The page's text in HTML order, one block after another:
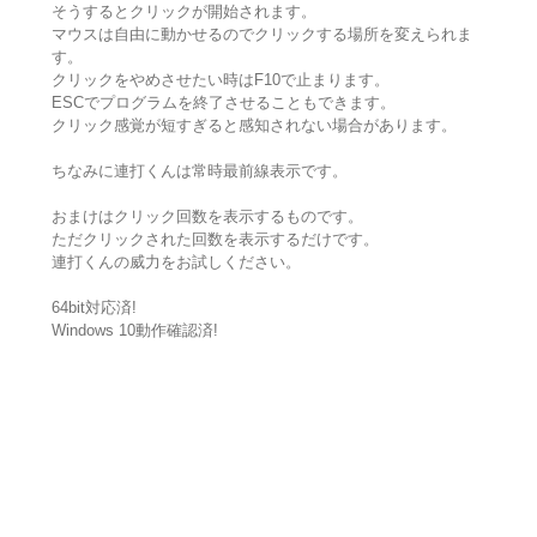
そうするとクリックが開始されます。
マウスは自由に動かせるのでクリックする場所を変えられま
す。
クリックをやめさせたい時はF10で止まります。
ESCでプログラムを終了させることもできます。
クリック感覚が短すぎると感知されない場合があります。
ちなみに連打くんは常時最前線表示です。
おまけはクリック回数を表示するものです。
ただクリックされた回数を表示するだけです。
連打くんの威力をお試しください。
64bit対応済!
Windows 10動作確認済!